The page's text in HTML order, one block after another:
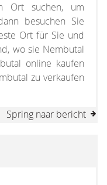
Ort suchen, um
besuchen Sie
Ort für Sie und
wo sie Nembutal
online kaufen
zu verkaufen
Spring naar bericht